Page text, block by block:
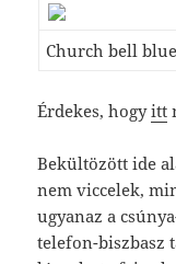
Church bell
Érdekes, hogyitt
Bekültözött ide
nem viccelek,
ugyanaz a
telefon-biszbasz